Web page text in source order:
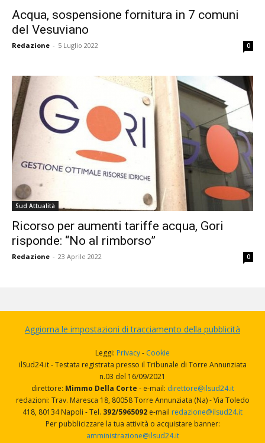
Acqua, sospensione fornitura in 7 comuni
del Vesuviano
Redazione - 5 Luglio 2022 0
Sud Attualità
Ricorso per aumenti tariffe acqua, Gori
risponde: “No al rimborso”
Redazione - 23 Aprile 2022 0
Aggiorna le impostazioni di tracciamento della pubblicità
Leggi: Privacy- Cookie
ilSud24.it - Testata registrata presso il Tribunale di Torre Annunziata
n.03 del 16/09/2021
direttore: Mimmo Della Corte - e-mail: direttore@ilsud24.it
redazioni: Trav. Maresca 18, 80058 Torre Annunziata (Na) - Via Toledo
418, 80134 Napoli - Tel. 392/5965092 e-mail redazione@ilsud24.it
Per pubblicizzare la tua attività o acquistare banner:
amministrazione@ilsud24.it